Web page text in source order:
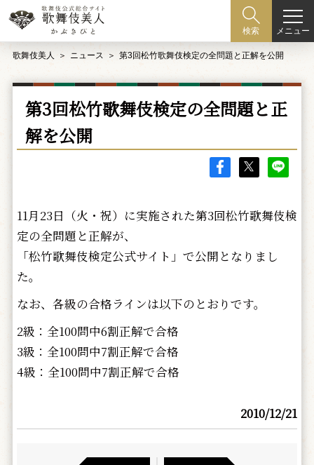
検索 メニュー
歌舞伎美人 ニュース 第3回松竹歌舞伎検定の全問題と正解を公開
第3回松竹歌舞伎検定の全問題と正
解を公開
11月23日（火・祝）に実施された第3回松竹歌舞伎検
定の全問題と正解が、
「松竹歌舞伎検定公式サイト」で公開となりまし
た。
なお、各級の合格ラインは以下のとおりです。
2級：全100問中6割正解で合格
3級：全100問中7割正解で合格
4級：全100問中7割正解で合格
2010/12/21